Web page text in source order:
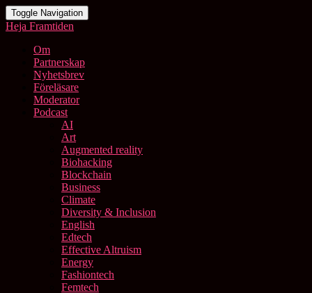
Toggle Navigation
Heja Framtiden
Om
Partnerskap
Nyhetsbrev
Föreläsare
Moderator
Podcast
AI
Art
Augmented reality
Biohacking
Blockchain
Business
Climate
Diversity & Inclusion
English
Edtech
Effective Altruism
Energy
Fashiontech
Femtech